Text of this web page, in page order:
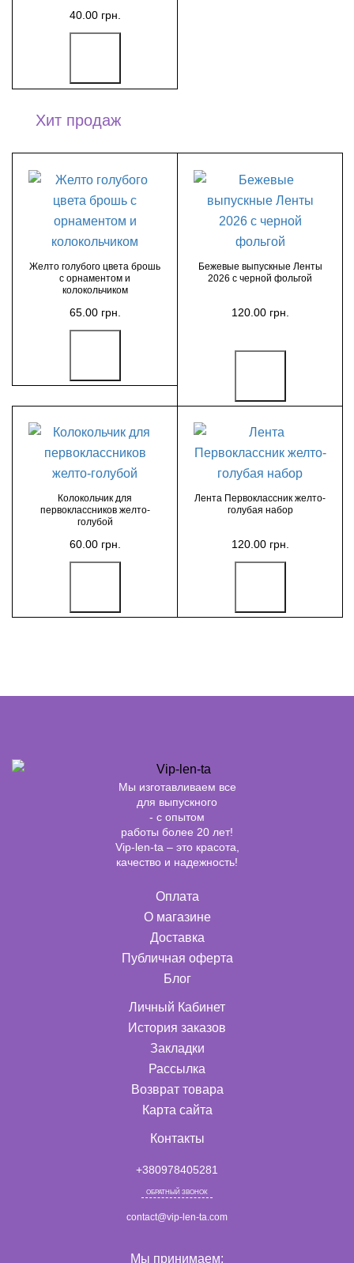
40.00 грн.
Хит продаж
Желто голубого цвета брошь
с орнаментом и
колокольчиком
65.00 грн.
Бежевые выпускные Ленты
2026 с черной фольгой
120.00 грн.
Колокольчик для
первоклассников желто-
голубой
60.00 грн.
Лента Первоклассник желто-
голубая набор
120.00 грн.
Мы изготавливаем все
для выпускного
- с опытом
работы более 20 лет!
Vip-len-ta – это красота,
качество и надежность!
Оплата
О магазине
Доставка
Публичная оферта
Блог
Личный Кабинет
История заказов
Закладки
Рассылка
Возврат товара
Карта сайта
Контакты
+380978405281
ОБРАТНЫЙ ЗВОНОК
contact@vip-len-ta.com
Мы принимаем: